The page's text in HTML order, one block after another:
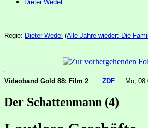
Dieter Wedel
Regie: Dieter Wedel (Alle Jahre wieder: Die
Videoband Gold 88: Film 2 ZDF Mo,
Der Schattenmann (4)